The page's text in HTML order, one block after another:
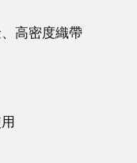
高密度織帶